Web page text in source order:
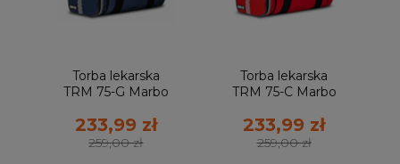
Torba lekarska
TRM 75-G Marbo
233,99 zł
259,00 zł
Torba lekarska
TRM 75-C Marbo
233,99 zł
259,00 zł